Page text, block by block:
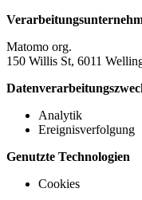
Matomo org.
150 Willis St, 6011
Analytik
Ereignisverfolgung
Genutzte Technologien
Cookies